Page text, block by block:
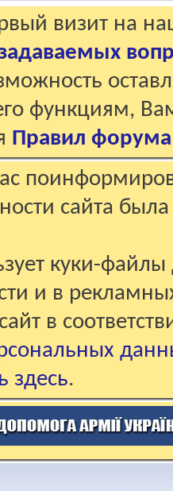
визит на
функциям,
Правил форума
сайта
куки-файлы
и в
в
здесь.